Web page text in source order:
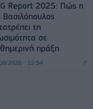
Report 2025: Πώς η
τη
σε
πράξη
2026 - 12:54